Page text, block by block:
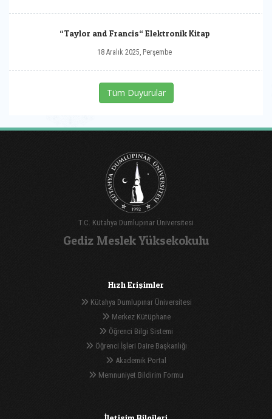
“Taylor and Francis“ Elektronik Kitap
18 Aralık 2025, Perşembe
Tüm Duyurular
T.C. Kütahya Dumlupınar Üniversitesi
Gediz Meslek Yüksekokulu
Hızlı Erişimler
Kütahya Dumlupınar Üniversitesi
Merkez Kütüphane
Öğrenci Bilgi Sistemi
Öğrenci İşleri Daire Başkanlığı
Akademik Portal
Memnuniyet Bildirim Formu